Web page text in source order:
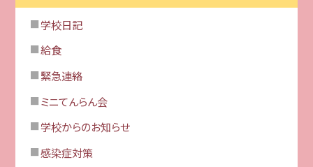
学校日記
給食
緊急連絡
ミニてんらん会
学校からのお知らせ
感染症対策